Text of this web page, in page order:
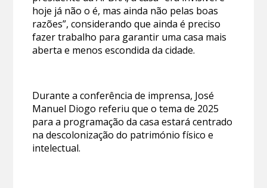
hoje já não o é, mas ainda não pelas boas
razões”, considerando que ainda é preciso
fazer trabalho para garantir uma casa mais
aberta e menos escondida da cidade.
Durante a conferência de imprensa, José
Manuel Diogo referiu que o tema de 2025
para a programação da casa estará centrado
na descolonização do património físico e
intelectual.